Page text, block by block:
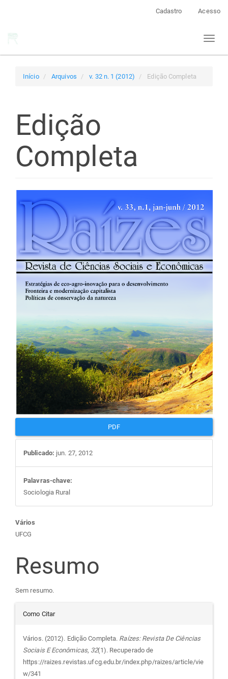
Cadastro Acesso
Toggle
Início Arquivos v. 32 n. 1 (2012) Edição Completa
Edição
Completa
Barra
lateral
de
artigos
PDF
Publicado: jun. 27, 2012
Palavras-chave:
Sociologia Rural
Conteúdo
do
artigo
principal
Vários
UFCG
Resumo
Sem resumo.
Detalhes
do
artigo
Como Citar
Vários. (2012). Edição Completa. Raízes: Revista De Ciências
Sociais E Econômicas, 32(1). Recuperado de
https://raizes.revistas.ufcg.edu.br/index.php/raizes/article/vie
w/341